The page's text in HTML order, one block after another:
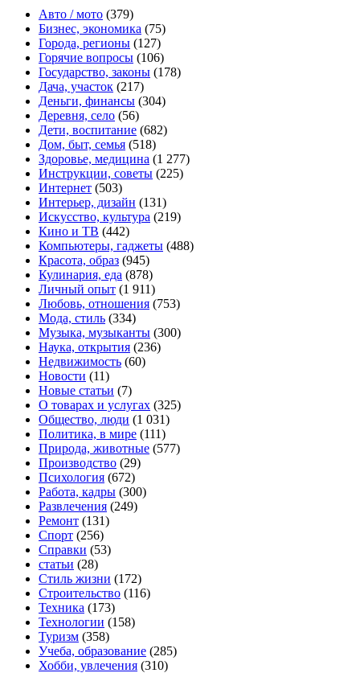
Авто / мото (379)
Бизнес, экономика (75)
Города, регионы (127)
Горячие вопросы (106)
Государство, законы (178)
Дача, участок (217)
Деньги, финансы (304)
Деревня, село (56)
Дети, воспитание (682)
Дом, быт, семья (518)
Здоровье, медицина (1 277)
Инструкции, советы (225)
Интернет (503)
Интерьер, дизайн (131)
Искусство, культура (219)
Кино и ТВ (442)
Компьютеры, гаджеты (488)
Красота, образ (945)
Кулинария, еда (878)
Личный опыт (1 911)
Любовь, отношения (753)
Мода, стиль (334)
Музыка, музыканты (300)
Наука, открытия (236)
Недвижимость (60)
Новости (11)
Новые статьи (7)
О товарах и услугах (325)
Общество, люди (1 031)
Политика, в мире (111)
Природа, животные (577)
Производство (29)
Психология (672)
Работа, кадры (300)
Развлечения (249)
Ремонт (131)
Спорт (256)
Справки (53)
статьи (28)
Стиль жизни (172)
Строительство (116)
Техника (173)
Технологии (158)
Туризм (358)
Учеба, образование (285)
Хобби, увлечения (310)